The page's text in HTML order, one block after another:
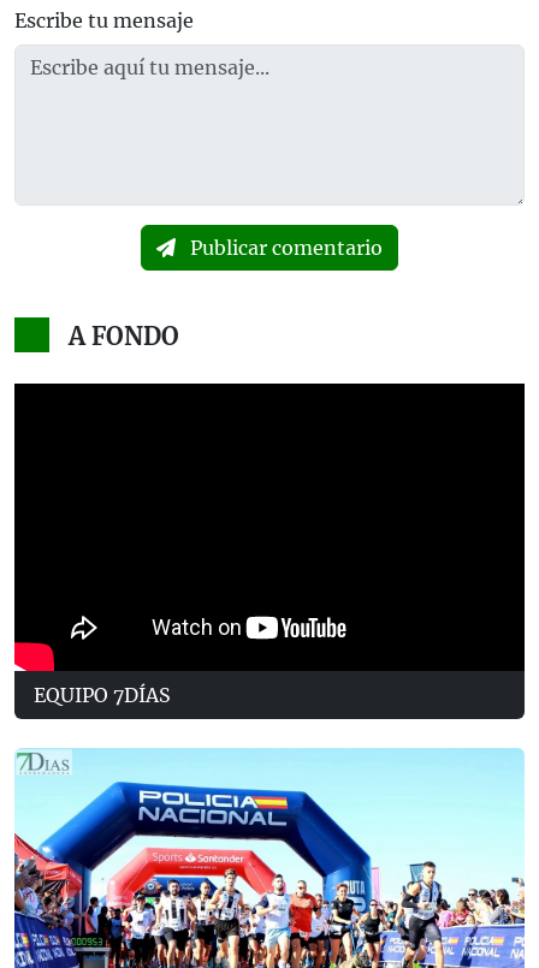
Escribe tu mensaje
Publicar comentario
A FONDO
EQUIPO 7DÍAS